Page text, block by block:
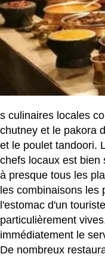
s culinaires locales
chutney et le pakora
et le poulet tandoori.
chefs locaux est bien
à presque tous les
les combinaisons les
l'estomac d'un
particulièrement
immédiatement le
De nombreux